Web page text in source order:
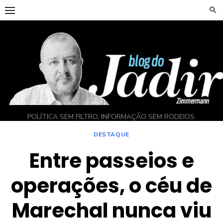
Skip
to
POLÍTICA SEM FILTRO, INFORMAÇÃO SEM RODEIOS.
DESTAQUE
Entre passeios e
operações, o céu de
Marechal nunca viu